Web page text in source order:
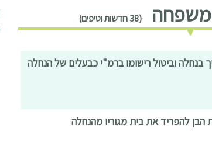
משפחה (38 חדשות וטיפים)
בנחלה וביטול רישומו ברמ"י כבעלים של הנחלה
הבן להפריד את בית מגוריו מהנחלה